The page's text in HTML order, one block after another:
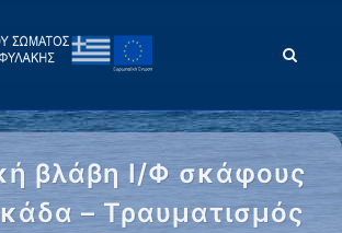
βλάβη Ι/Φ σκάφους
– Τραυματισμός